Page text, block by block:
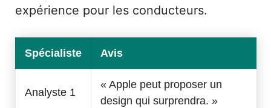
expérience pour les conducteurs.
Spécialiste Avis
Analyste 1
« Apple peut proposer un
design qui surprendra. »